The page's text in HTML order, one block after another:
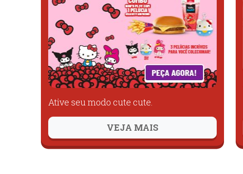
Ative seu modo cute cute.
VEJA MAIS